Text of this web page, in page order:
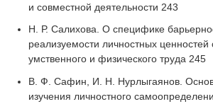
и совместной деятельности 243
Н. Р. Салихова. О специфике
реализуемости личностных ценностей
умственного и физического труда 245
В. Ф. Сафин, И. Н. Нурлыгаянов.
изучения личностного